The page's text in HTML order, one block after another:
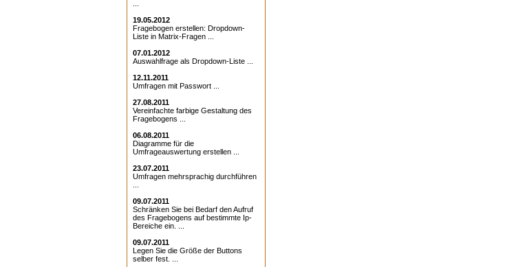
19.05.2012
Fragebogen erstellen: Dropdown-
Liste in Matrix-Fragen ...
07.01.2012
Auswahlfrage als Dropdown-Liste ...
12.11.2011
Umfragen mit Passwort ...
27.08.2011
Vereinfachte farbige Gestaltung des
Fragebogens ...
06.08.2011
Diagramme für die
Umfrageauswertung erstellen ...
23.07.2011
Umfragen mehrsprachig durchführen
09.07.2011
Schränken Sie bei Bedarf den Aufruf
des Fragebogens auf bestimmte Ip-
Bereiche ein. ...
09.07.2011
Legen Sie die Größe der Buttons
selber fest. ...